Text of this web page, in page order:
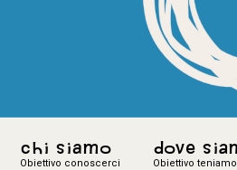
Chi siamo
Obiettivo conoscerci
Dove
Obiettivo
Chi siamo
Obiettivo conoscerci
Dove
Obiettivo